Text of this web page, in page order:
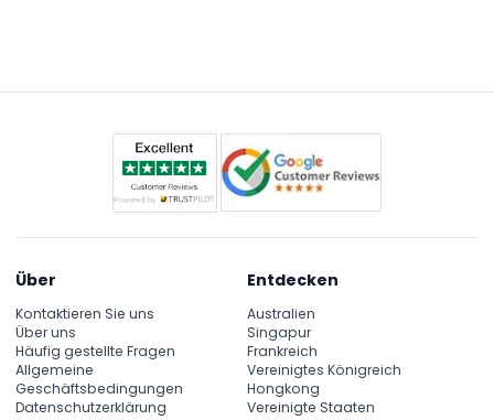
Über
Kontaktieren Sie uns
Über uns
Häufig gestellte Fragen
Allgemeine
Geschäftsbedingungen
Datenschutzerklärung
Entdecken
Australien
Singapur
Frankreich
Vereinigtes Königreich
Hongkong
Vereinigte Staaten